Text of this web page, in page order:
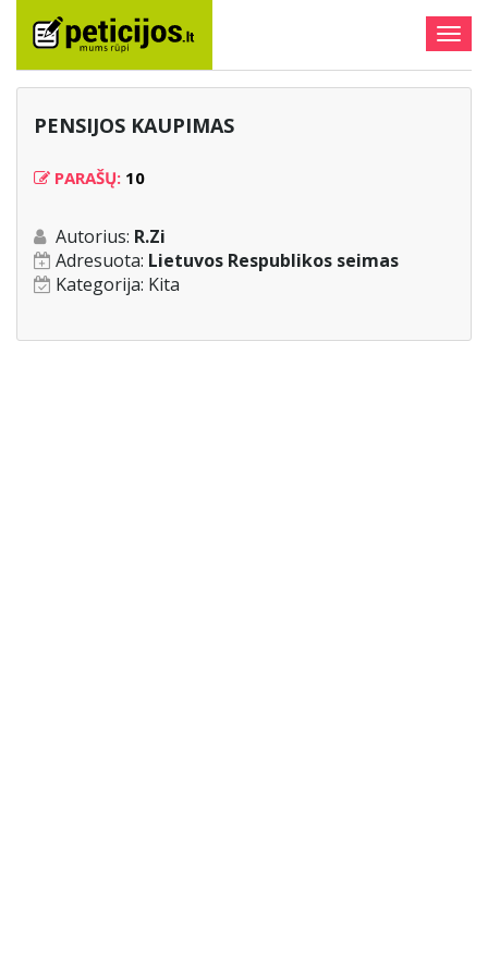
PENSIJOS KAUPIMAS
PARAŠŲ: 10
Autorius: R.Zi
Adresuota: Lietuvos Respublikos seimas
Kategorija: Kita